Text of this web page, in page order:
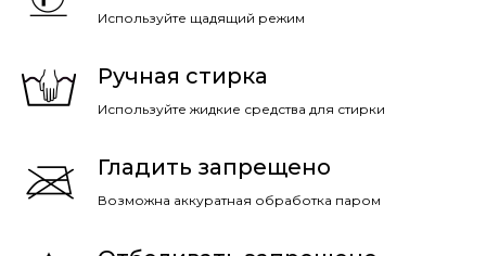
Используйте щадящий режим
Ручная стирка
Используйте жидкие средства для стирки
Гладить запрещено
Возможна аккуратная обработка паром